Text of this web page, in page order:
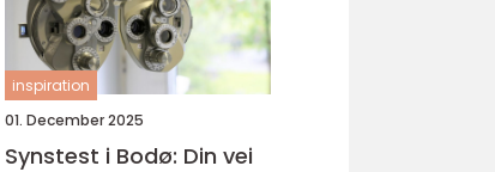
inspiration
01. December 2025
Synstest i Bodø: Din vei